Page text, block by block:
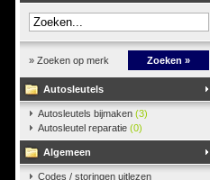
» Zoeken op merk Zoeken »
Autosleutels
Autosleutels bijmaken (3)
Autosleutel reparatie (0)
Algemeen
Codes / storingen uitlezen